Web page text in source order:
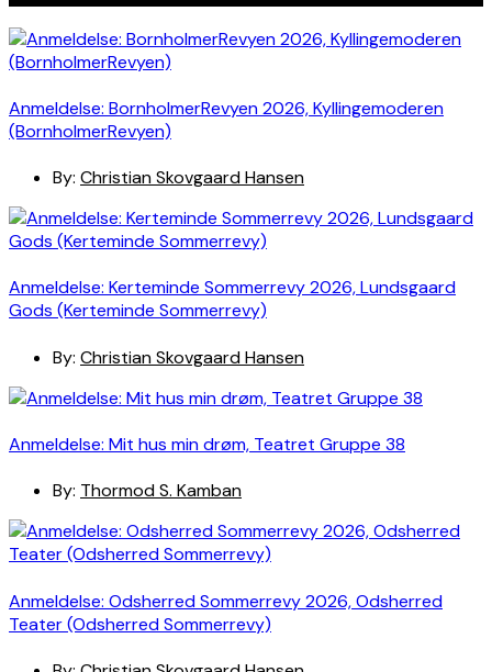
Anmeldelse: BornholmerRevyen 2026, Kyllingemoderen
(BornholmerRevyen)
By: Christian Skovgaard Hansen
Anmeldelse: Kerteminde Sommerrevy 2026, Lundsgaard
Gods (Kerteminde Sommerrevy)
By: Christian Skovgaard Hansen
Anmeldelse: Mit hus min drøm, Teatret Gruppe 38
By: Thormod S. Kamban
Anmeldelse: Odsherred Sommerrevy 2026, Odsherred
Teater (Odsherred Sommerrevy)